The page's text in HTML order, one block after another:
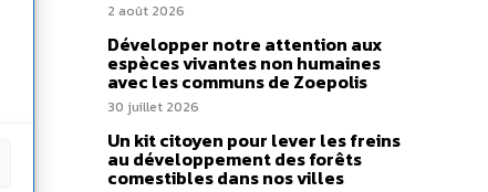
2 août 2026
Développer notre attention aux
espèces vivantes non humaines
avec les communs de Zoepolis
30 juillet 2026
Un kit citoyen pour lever les freins
au développement des forêts
comestibles dans nos villes